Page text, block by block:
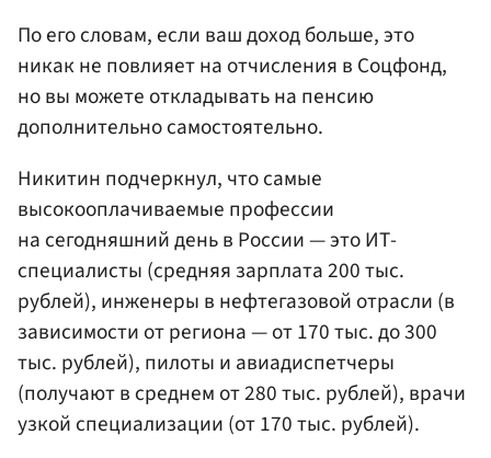
По его словам, если ваш доход больше, это
никак не повлияет на отчисления в Соцфонд,
но вы можете откладывать на пенсию
дополнительно самостоятельно.
Никитин подчеркнул, что самые
высокооплачиваемые профессии
на сегодняшний день в России — это ИТ-
специалисты (средняя зарплата 200 тыс.
рублей), инженеры в нефтегазовой отрасли (в
зависимости от региона — от 170 тыс. до 300
тыс. рублей), пилоты и авиадиспетчеры
(получают в среднем от 280 тыс. рублей), врачи
узкой специализации (от 170 тыс. рублей).